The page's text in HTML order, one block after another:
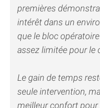
premières
intérêt dans un
que le bloc
assez limitée pour le
Le gain de temps
seule intervention,
meilleur confort pour